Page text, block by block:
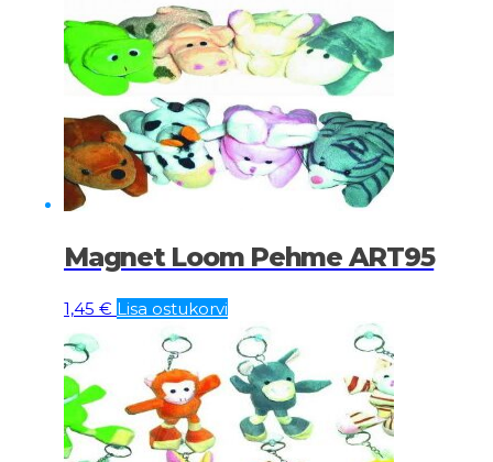
Magnet Loom Pehme ART95
1,45 € Lisa ostukorvi